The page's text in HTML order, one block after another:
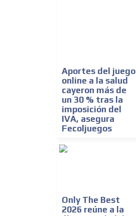
Aportes del juego
online a la salud
cayeron más de
un 30 % tras la
imposición del
IVA, asegura
Fecoljuegos
Only The Best
2026 reúne a la